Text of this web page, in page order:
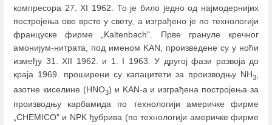
компресора 27. XI 1962. То је било једно од најмодернијих
постројења ове врсте у свету, а изграђено је по технологији
француске фирме „Kaltenbach". Прве грануле кречног
амонијум-нитрата, под именом KAN, произведене су у ноћи
између 31. XII 1962. и 1. I 1963. У другој фази развоја до
краја 1969. проширени су капацитети за производњу NH3
азотне киселине (HNO3) и KAN-а и изграђена постројења за
производњу карбамида по технологији америчке фирме
„CHEMICO" и NPK ђубрива (по технологији америчке фирме